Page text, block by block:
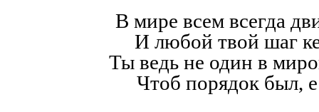
В мире всем всегда
И любой твой шаг
Ты ведь не один в
Чтоб порядок был,